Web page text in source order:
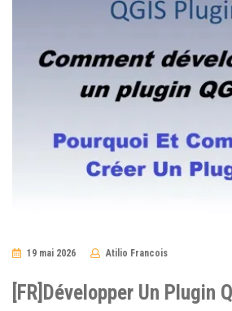
19 mai 2026 Atilio Francois
[FR]Développer Un Plugin